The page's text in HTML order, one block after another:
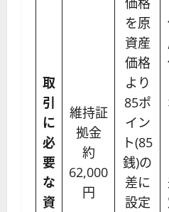
取
引
に
必
要
な
資
維持証
拠金
約
62,000
円
を原
資産
価格
より
85ポ
イン
ト(85
銭)の
差に
設定